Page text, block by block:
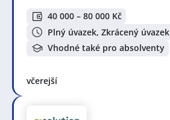
40 000 – 80 000 Kč
Plný úvazek, Zkrácený úvazek
Vhodné také pro absolventy
včerejší